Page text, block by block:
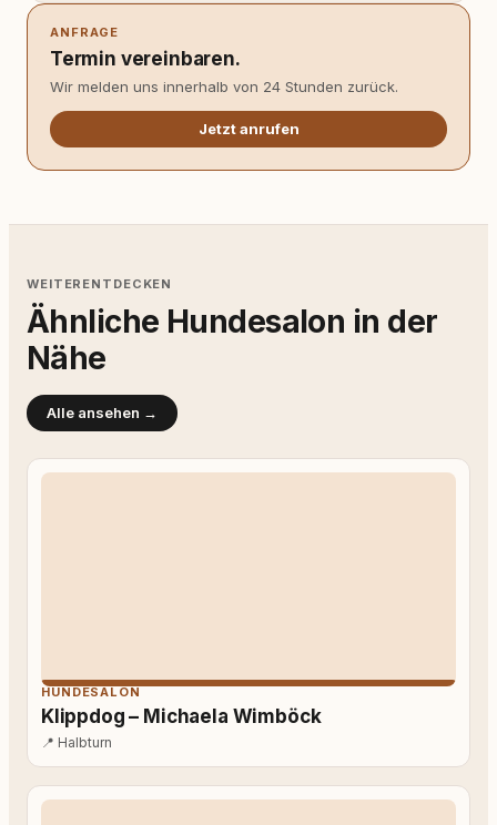
ANFRAGE
Termin vereinbaren.
Wir melden uns innerhalb von 24 Stunden zurück.
Jetzt anrufen
WEITERENTDECKEN
Ähnliche Hundesalon in der
Nähe
Alle ansehen →
HUNDESALON
Klippdog – Michaela Wimböck
📍 Halbturn